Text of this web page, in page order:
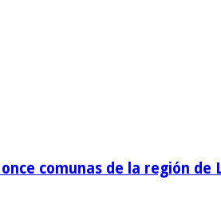
comunas de la región de